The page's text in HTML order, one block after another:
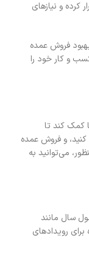
کرده و نیازهای
بهبود فروش عمده
و کار خود را
کمک کند تا
و فروش عمده
می‌توانید به
سال مانند
رویدادهای